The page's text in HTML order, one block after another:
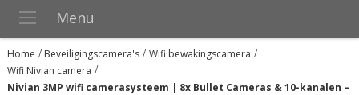
Menu
Home Beveiligingscamera's
Wifi bewakingscamera
Wifi Nivian camera
Nivian 3MP wifi camerasysteem | 8x Bullet Cameras & 10-kanalen –